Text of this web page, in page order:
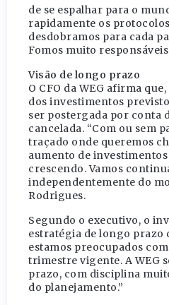
de se espalhar para o
rapidamente os
desdobramos para cada
Fomos muito
Visão de longo prazo
O CFO da WEG afirma
dos investimentos
ser postergada por conta
cancelada. “Com ou sem
traçado onde queremos
aumento de
crescendo. Vamos
independentemente do
Rodrigues.
Segundo o executivo, o
estratégia de longo prazo
estamos preocupados
trimestre vigente. A WEG
prazo, com disciplina
do planejamento.”